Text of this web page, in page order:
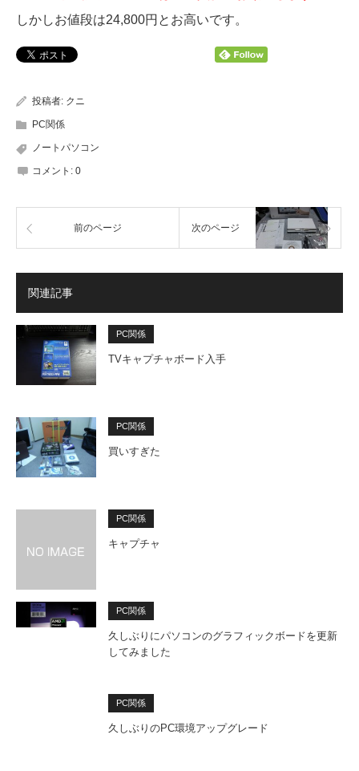
しかしお値段は24,800円とお高いです。
投稿者: クニ
PC関係
ノートパソコン
コメント: 0
前のページ 次のページ
関連記事
PC関係
TVキャプチャボード入手
PC関係
買いすぎた
PC関係
キャプチャ
PC関係
久しぶりにパソコンのグラフィックボードを更新
してみました
PC関係
久しぶりのPC環境アップグレード